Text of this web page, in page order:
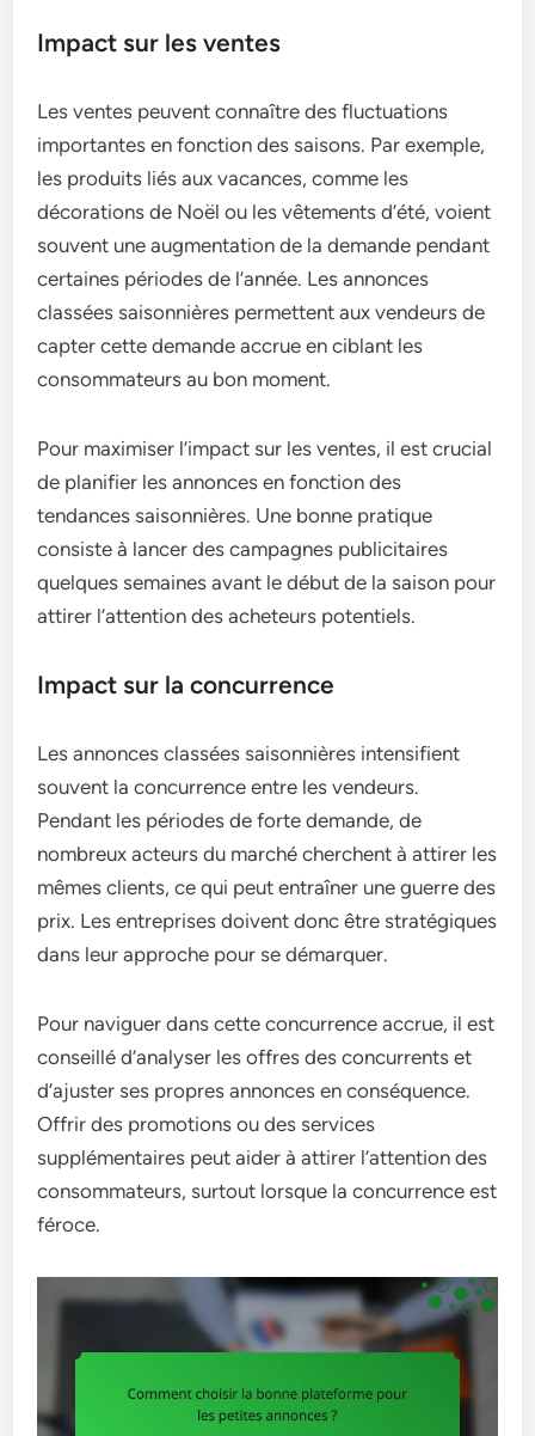
Impact sur les ventes
Les ventes peuvent connaître des fluctuations
importantes en fonction des saisons. Par exemple,
les produits liés aux vacances, comme les
décorations de Noël ou les vêtements d’été, voient
souvent une augmentation de la demande pendant
certaines périodes de l’année. Les annonces
classées saisonnières permettent aux vendeurs de
capter cette demande accrue en ciblant les
consommateurs au bon moment.
Pour maximiser l’impact sur les ventes, il est crucial
de planifier les annonces en fonction des
tendances saisonnières. Une bonne pratique
consiste à lancer des campagnes publicitaires
quelques semaines avant le début de la saison pour
attirer l’attention des acheteurs potentiels.
Impact sur la concurrence
Les annonces classées saisonnières intensifient
souvent la concurrence entre les vendeurs.
Pendant les périodes de forte demande, de
nombreux acteurs du marché cherchent à attirer les
mêmes clients, ce qui peut entraîner une guerre des
prix. Les entreprises doivent donc être stratégiques
dans leur approche pour se démarquer.
Pour naviguer dans cette concurrence accrue, il est
conseillé d’analyser les offres des concurrents et
d’ajuster ses propres annonces en conséquence.
Offrir des promotions ou des services
supplémentaires peut aider à attirer l’attention des
consommateurs, surtout lorsque la concurrence est
féroce.